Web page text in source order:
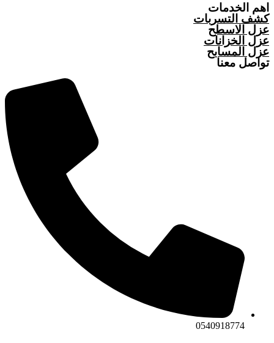
اهم الخدمات
كشف التسربات
عزل الاسطح
عزل الخزانات
عزل المسابح
تواصل معنا
0540918774